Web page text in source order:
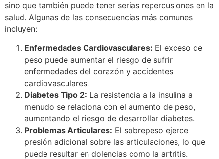
sino que también puede tener serias repercusiones en la
salud. Algunas de las consecuencias más comunes
incluyen:
Enfermedades Cardiovasculares: El exceso de
peso puede aumentar el riesgo de sufrir
enfermedades del corazón y accidentes
cardiovasculares.
Diabetes Tipo 2: La resistencia a la insulina a
menudo se relaciona con el aumento de peso,
aumentando el riesgo de desarrollar diabetes.
Problemas Articulares: El sobrepeso ejerce
presión adicional sobre las articulaciones, lo que
puede resultar en dolencias como la artritis.